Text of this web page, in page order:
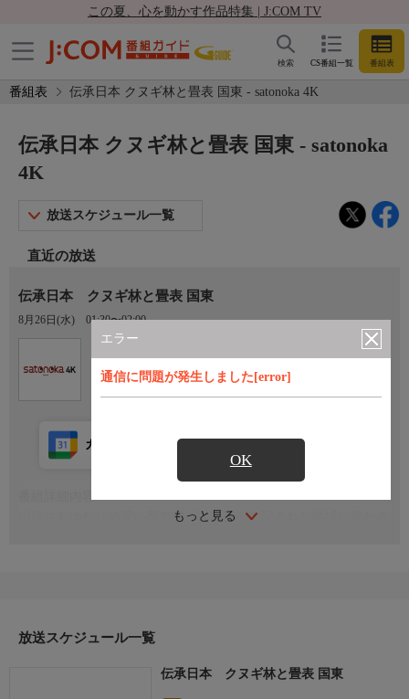
この夏、心を動かす作品特集 | J:COM TV
CS番組一覧 番組表
検索
番組表 伝承日本 クヌギ林と畳表 国東 - satonoka 4K
エラー
通信に問題が発生しました[error]
OK
伝承日本 クヌギ林と畳表 国東 - satonoka
4K
放送スケジュール一覧
直近の放送
伝承日本 クヌギ林と畳表 国東
8月26日(水) 01:30〜02:00
もっと見る
カレンダー登録 アプリ視聴
山陰にもゆかりの深い歴史書「古事記」に記された地域に伝わる
放送スケジュール一覧
伝承日本 クヌギ林と畳表 国東